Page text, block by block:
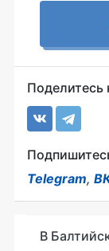
Поделитесь
Telegram,
В